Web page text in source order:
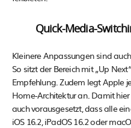
Quick-Media-
Kleinere Anpassungen sind
So sitzt der Bereich mit „Up
Empfehlung. Zudem legt Apple
Home-Architektur an. Damit
auch vorausgesetzt, dass alle
iOS 16.2, iPadOS 16.2 oder